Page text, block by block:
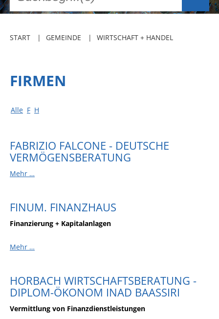
START GEMEINDE WIRTSCHAFT + HANDEL
FIRMEN
Alle F H
FABRIZIO FALCONE - DEUTSCHE
VERMÖGENSBERATUNG
Mehr …
FINUM. FINANZHAUS
Finanzierung + Kapitalanlagen
Mehr …
HORBACH WIRTSCHAFTSBERATUNG -
DIPLOM-ÖKONOM INAD BAASSIRI
Vermittlung von Finanzdienstleistungen